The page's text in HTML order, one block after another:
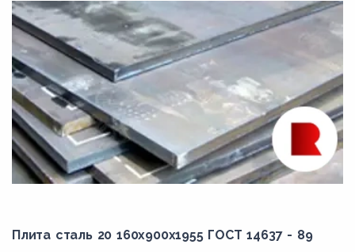
Плита сталь 20 160x900x1955 ГОСТ 14637 - 89